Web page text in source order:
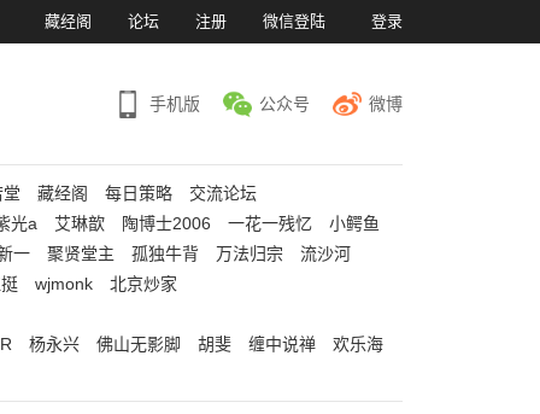
藏经阁 论坛 注册 微信登陆 登录
手机版 公众号 微博
藏经阁 每日策略
交流论坛
光a 艾琳歆 陶博士2006 一花一残忆
小鳄鱼
一 聚贤堂主 孤独牛背 万法归宗
流沙河
wjmonk
北京炒家
杨永兴 佛山无影脚 胡斐 缠中说禅
欢乐海